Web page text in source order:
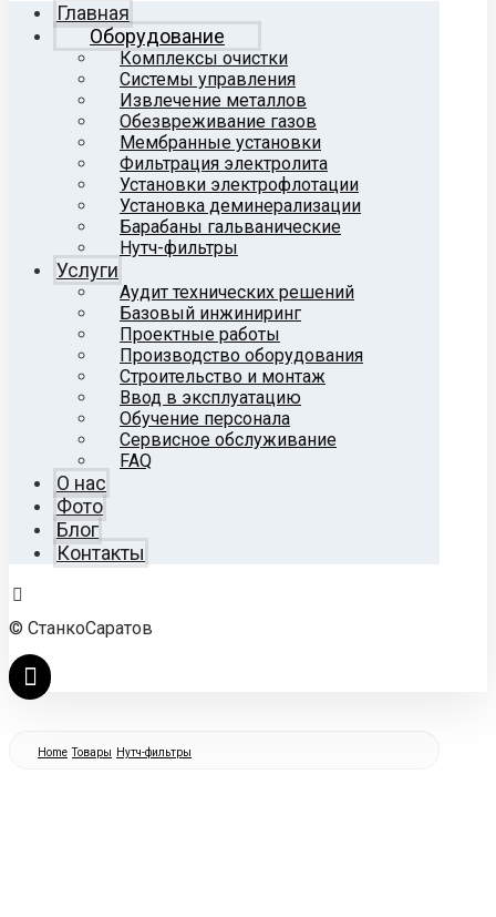
Главная
Оборудование
Комплексы очистки
Системы управления
Извлечение металлов
Обезвреживание газов
Мембранные установки
Фильтрация электролита
Установки электрофлотации
Установка деминерализации
Барабаны гальванические
Нутч-фильтры
Услуги
Аудит технических решений
Базовый инжиниринг
Проектные работы
Производство оборудования
Строительство и монтаж
Ввод в эксплуатацию
Обучение персонала
Сервисное обслуживание
FAQ
О нас
Фото
Блог
Контакты
© СтанкоСаратов
Home Товары Нутч-фильтры